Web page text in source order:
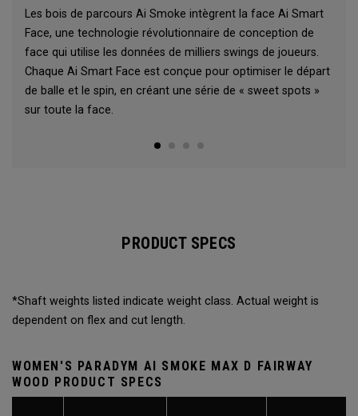
Les bois de parcours Ai Smoke intègrent la face Ai Smart
Face, une technologie révolutionnaire de conception de
face qui utilise les données de milliers swings de joueurs.
Chaque Ai Smart Face est conçue pour optimiser le départ
de balle et le spin, en créant une série de « sweet spots »
sur toute la face.
PRODUCT SPECS
*Shaft weights listed indicate weight class. Actual weight is
dependent on flex and cut length.
WOMEN'S PARADYM AI SMOKE MAX D FAIRWAY
WOOD PRODUCT SPECS